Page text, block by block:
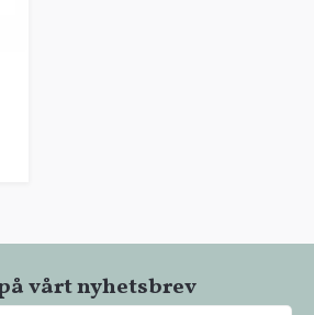
vårt nyhetsbrev